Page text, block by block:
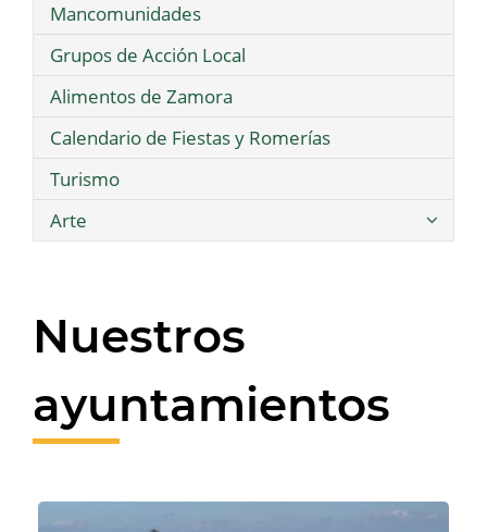
Mancomunidades
Grupos de Acción Local
Alimentos de Zamora
Calendario de Fiestas y Romerías
Turismo
Arte
Nuestros
ayuntamientos